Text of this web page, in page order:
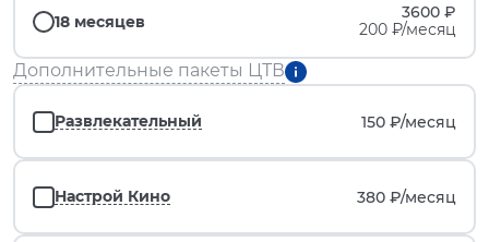
18 месяцев
3600 ₽
200 ₽/месяц
Дополнительные пакеты ЦТВ
Развлекательный 150 ₽/месяц
Настрой Кино 380 ₽/месяц